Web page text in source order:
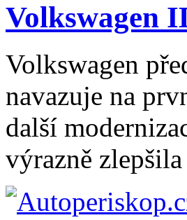
Volkswagen
Volkswagen
navazuje na
další
výrazně